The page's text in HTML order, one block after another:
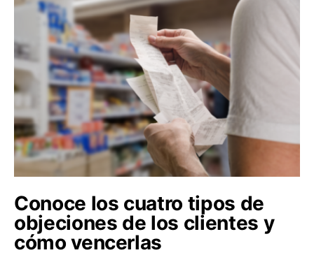
Conoce los cuatro tipos de
objeciones de los clientes y
cómo vencerlas